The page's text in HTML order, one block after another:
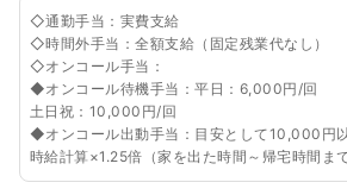
◇通勤手当：実費支給
◇時間外手当：全額支給（固定残業代なし）
◇オンコール手当：
◆オンコール待機手当：平日：6,000円/回
土日祝：10,000円/回
◆オンコール出動手当：目安として10,000円
時給計算×1.25倍（家を出た時間～帰宅時間まで